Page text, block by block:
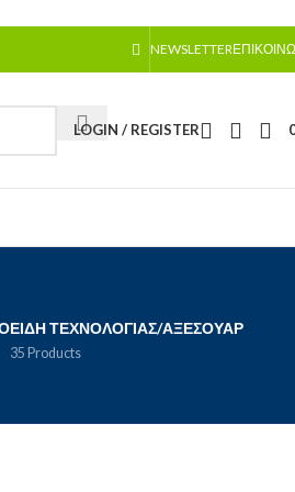
NEWSLETTER
LOGIN / REGISTER
ΕΊΔΗ ΤΕΧΝΟΛΟΓΊΑΣ/ΑΞΕΣΟΥΆΡ
35 Products